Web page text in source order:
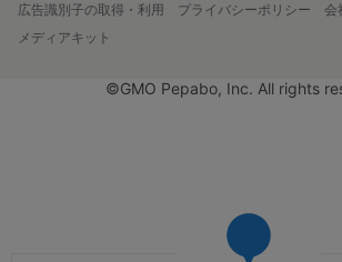
広告識別子の取得・利用
プライバシーポリシー 会
メディアキット
©GMO Pepabo, Inc. All rights